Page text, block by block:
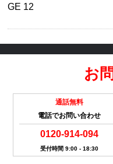
GE 12
お
通話無料
電話でお問い合わせ
0120-914-094
受付時間 9:00 - 18:30